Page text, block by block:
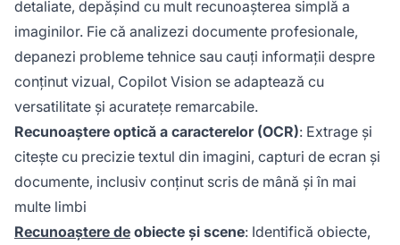
detaliate, depășind cu mult recunoașterea simplă a
imaginilor. Fie că analizezi documente profesionale,
depanezi probleme tehnice sau cauți informații despre
conținut vizual, Copilot Vision se adaptează cu
versatilitate și acuratețe remarcabile.
Recunoaștere optică a caracterelor (OCR): Extrage și
citește cu precizie textul din imagini, capturi de ecran și
documente, inclusiv conținut scris de mână și în mai
multe limbi
Recunoaștere de obiecte și scene: Identifică obiecte,